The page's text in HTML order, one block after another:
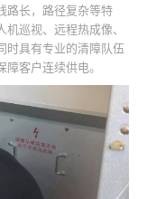
路长，路径复杂等特
巡视、远程热成像、
时具有专业的清障队伍
客户连续供电。